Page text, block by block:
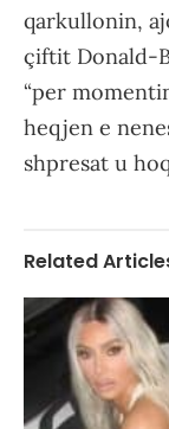
qarkullonin,
çiftit Donald-
“per
heqjen e
shpresat u
Related